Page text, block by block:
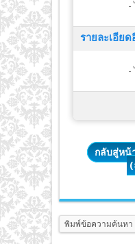
-
รายละเอียด
-
กลับสู่หน้